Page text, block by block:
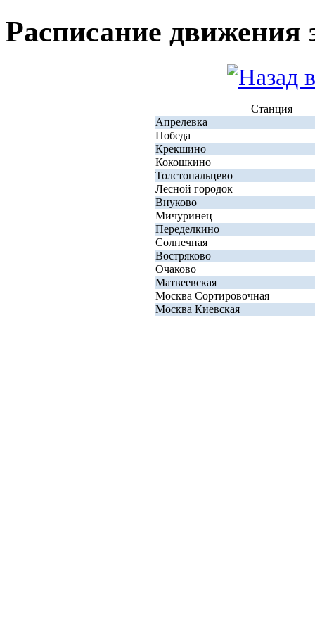
Расписание движения
Станция
Апрелевка
Победа
Крекшино
Кокошкино
Толстопальцево
Лесной городок
Внуково
Мичуринец
Переделкино
Солнечная
Востряково
Очаково
Матвеевская
Москва Сортировочная
Москва Киевская